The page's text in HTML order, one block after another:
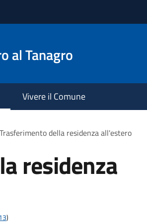
al Tanagro
Vivere il Comune
Trasferimento della residenza all'estero
residenza
)